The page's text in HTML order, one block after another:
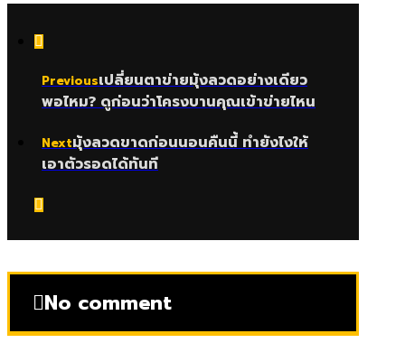
Previousเปลี่ยนตาข่ายมุ้งลวดอย่างเดียว
พอไหม? ดูก่อนว่าโครงบานคุณเข้าข่ายไหน
Nextมุ้งลวดขาดก่อนนอนคืนนี้ ทำยังไงให้
เอาตัวรอดได้ทันที
No comment